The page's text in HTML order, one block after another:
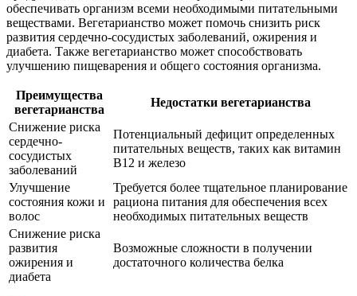
обеспечивать организм всеми необходимыми питательными
веществами. Вегетарианство может помочь снизить риск
развития сердечно-сосудистых заболеваний, ожирения и
диабета. Также вегетарианство может способствовать
улучшению пищеварения и общего состояния организма.
Преимущества
вегетарианства
Недостатки вегетарианства
Снижение риска
сердечно-
сосудистых
заболеваний
Потенциальный дефицит определенных
питательных веществ, таких как витамин
B12 и железо
Улучшение
состояния кожи и
волос
Требуется более тщательное планирование
рациона питания для обеспечения всех
необходимых питательных веществ
Снижение риска
развития
ожирения и
диабета
Возможные сложности в получении
достаточного количества белка